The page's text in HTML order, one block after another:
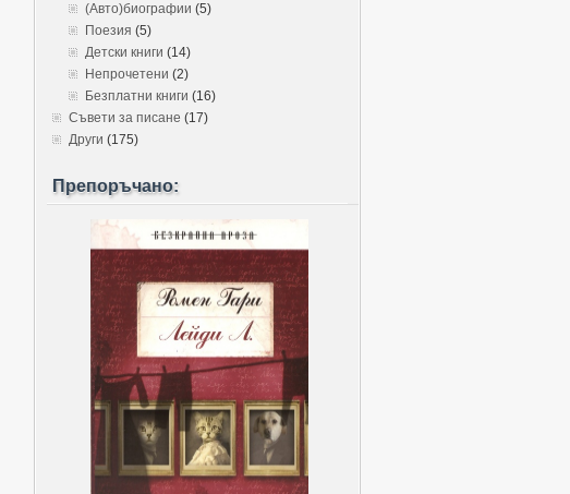
(Авто)биографии (5)
Поезия (5)
Детски книги (14)
Непрочетени (2)
Безплатни книги (16)
Съвети за писане (17)
Други (175)
Препоръчано: